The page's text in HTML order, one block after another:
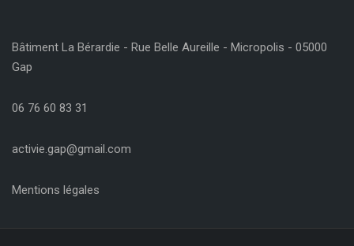
Bâtiment La Bérardie - Rue Belle Aureille - Micropolis - 05000
Gap
06 76 60 83 31
activie.gap@gmail.com
Mentions légales